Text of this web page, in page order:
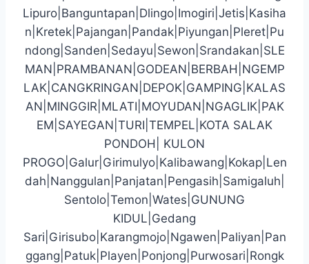
Lipuro|Banguntapan|Dlingo|Imogiri|Jetis|Kasiha
n|Kretek|Pajangan|Pandak|Piyungan|Pleret|Pu
ndong|Sanden|Sedayu|Sewon|Srandakan|SLE
MAN|PRAMBANAN|GODEAN|BERBAH|NGEMP
LAK|CANGKRINGAN|DEPOK|GAMPING|KALAS
AN|MINGGIR|MLATI|MOYUDAN|NGAGLIK|PAK
EM|SAYEGAN|TURI|TEMPEL|KOTA SALAK
PONDOH| KULON
PROGO|Galur|Girimulyo|Kalibawang|Kokap|Len
dah|Nanggulan|Panjatan|Pengasih|Samigaluh|
Sentolo|Temon|Wates|GUNUNG
KIDUL|Gedang
Sari|Girisubo|Karangmojo|Ngawen|Paliyan|Pan
ggang|Patuk|Playen|Ponjong|Purwosari|Rongk